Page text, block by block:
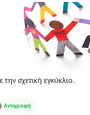
την σχετική εγκύκλιο.